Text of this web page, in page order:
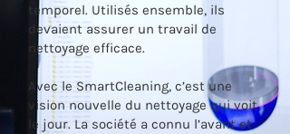
temporel. Utilisés ensemble, ils
devaient assurer un travail de
nettoyage efficace.
Avec le SmartCleaning, c’est une
vision nouvelle du nettoyage qui voit
le jour. La société a connu l’avant et